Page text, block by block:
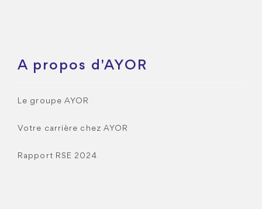
A propos d'AYOR
Le groupe AYOR
Votre carrière chez AYOR
Rapport RSE 2024